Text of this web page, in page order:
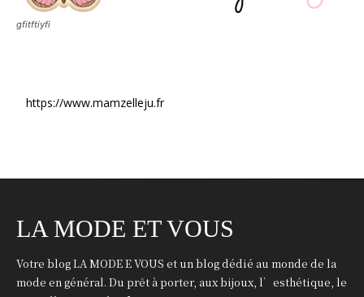
gfitftiyfi
https://www.mamzelleju.fr
LA MODE ET VOUS
Votre blog LA MODE E VOUS et un blog dédié au monde de la
mode en général. Du prêt à porter, aux bijoux, l’esthétique, le